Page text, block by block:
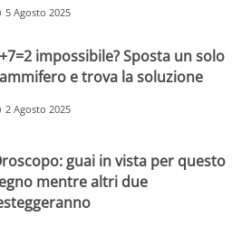
5 Agosto 2025
impossibile? Sposta un solo
e trova la soluzione
2 Agosto 2025
guai in vista per questo
mentre altri due